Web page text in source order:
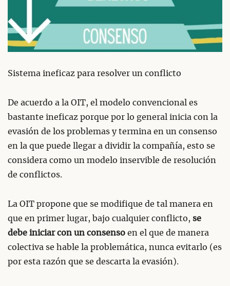
Sistema ineficaz para resolver un conflicto
De acuerdo a la OIT, el modelo convencional es
bastante ineficaz porque por lo general inicia con la
evasión de los problemas y termina en un consenso
en la que puede llegar a dividir la compañía, esto se
considera como un modelo inservible de resolución
de conflictos.
La OIT propone que se modifique de tal manera en
que en primer lugar, bajo cualquier conflicto, se
debe iniciar con un consenso en el que de manera
colectiva se hable la problemática, nunca evitarlo (es
por esta razón que se descarta la evasión).